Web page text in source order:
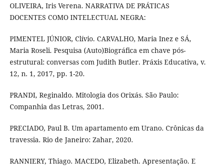
OLIVEIRA, Iris Verena. NARRATIVA DE PRÁTICAS
DOCENTES COMO INTELECTUAL NEGRA:
PIMENTEL JÚNIOR, Clívio. CARVALHO, Maria Inez e SÁ,
Maria Roseli. Pesquisa (Auto)Biográfica em chave pós-
estrutural: conversas com Judith Butler. Práxis Educativa, v.
12, n. 1, 2017, pp. 1-20.
PRANDI, Reginaldo. Mitologia dos Orixás. São Paulo:
Companhia das Letras, 2001.
PRECIADO, Paul B. Um apartamento em Urano. Crônicas da
travessia. Rio de Janeiro: Zahar, 2020.
RANNIERY, Thiago. MACEDO, Elizabeth. Apresentação. E